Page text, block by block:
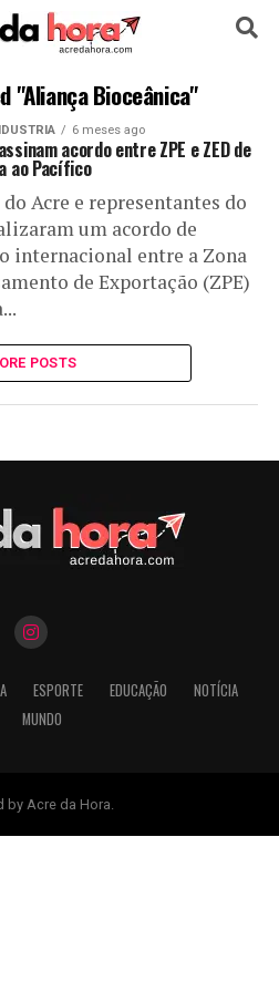
CULTURA ESPORTE
MUNDO
"Aliança Bioceânica"
6 meses ago
acordo entre ZPE e ZED de
ao Pacífico
Acre e representantes do
um acordo de
internacional entre a Zona
de Exportação (ZPE)
POSTS
ESPORTE EDUCAÇÃO
NOTÍCIA
MUNDO
by Acre da Hora.